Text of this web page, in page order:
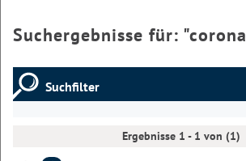
Suchergebnisse für: "corona
Suchfilter
Ergebnisse 1 - 1 von (1)